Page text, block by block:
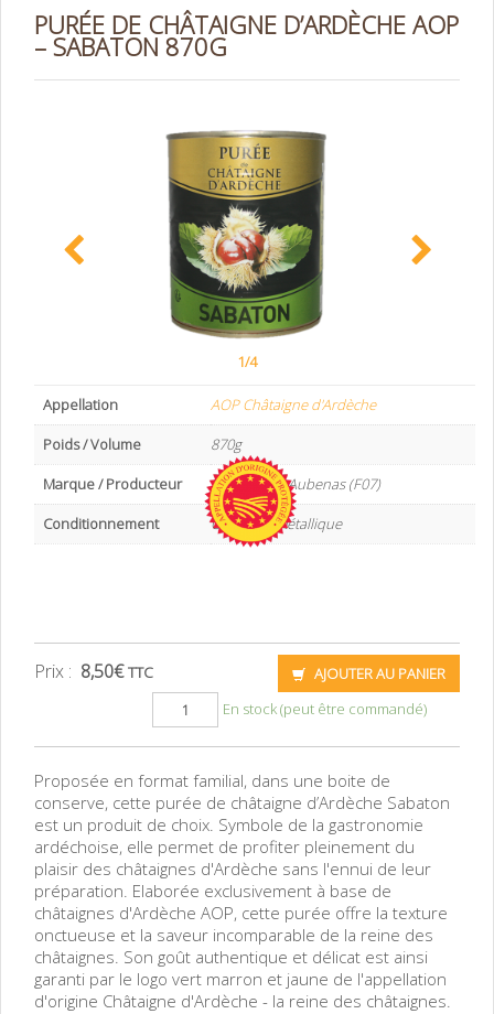
PURÉE DE CHÂTAIGNE D’ARDÈCHE AOP
– SABATON 870G
1/4
Appellation
AOP Châtaigne d'Ardèche
Poids / Volume
870g
Marque / Producteur
SABATON – Aubenas (F07)
Conditionnement
Conserve métallique
Prix : 8,50€ TTC
AJOUTER AU PANIER
En stock (peut être commandé)
Proposée en format familial, dans une boite de
conserve, cette purée de châtaigne d’Ardèche Sabaton
est un produit de choix. Symbole de la gastronomie
ardéchoise, elle permet de profiter pleinement du
plaisir des châtaignes d'Ardèche sans l'ennui de leur
préparation. Elaborée exclusivement à base de
châtaignes d'Ardèche AOP, cette purée offre la texture
onctueuse et la saveur incomparable de la reine des
châtaignes. Son goût authentique et délicat est ainsi
garanti par le logo vert marron et jaune de l'appellation
d'origine Châtaigne d'Ardèche - la reine des châtaignes.